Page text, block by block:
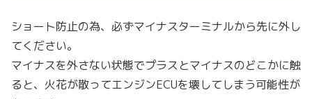
ショート防止の為、必ずマイナスターミナルから先に外し
てください。
マイナスを外さない状態でプラスとマイナスのどこかに触
ると、火花が散ってエンジンECUを壊してしまう可能性が